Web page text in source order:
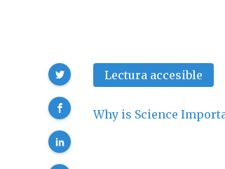
Lectura accesible
Why is Science
Compartir